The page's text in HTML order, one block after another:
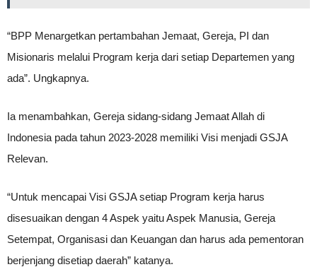
“BPP Menargetkan pertambahan Jemaat, Gereja, PI dan
Misionaris melalui Program kerja dari setiap Departemen yang
ada”. Ungkapnya.
Ia menambahkan, Gereja sidang-sidang Jemaat Allah di
Indonesia pada tahun 2023-2028 memiliki Visi menjadi GSJA
Relevan.
“Untuk mencapai Visi GSJA setiap Program kerja harus
disesuaikan dengan 4 Aspek yaitu Aspek Manusia, Gereja
Setempat, Organisasi dan Keuangan dan harus ada pementoran
berjenjang disetiap daerah” katanya.